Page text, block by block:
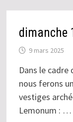
dimanche
9 mars 2025
Dans le cadre
nous ferons
vestiges
Lemonum : …